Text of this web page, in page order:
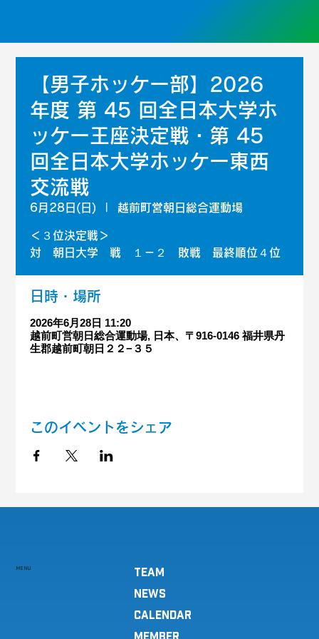
【男子ホッケー部】2026
年度 第 45 回全日本大学ホ
ッケー王座決定戦・第 45
回全日本大学ホッケー東西
交流戦
6月28日(日) 越前町営朝日総合運動場
＜３位決定戦＞
対 朝日大学 戦 １－２ 敗戦 最終順位４位
日時・場所
2026年6月28日 11:20
越前町営朝日総合運動場, 日本、〒916-0146 福井県丹
生郡越前町朝日２２−３５
このイベントをシェア
MENU
TEAM
NEWS
CALENDAR
MEMBER